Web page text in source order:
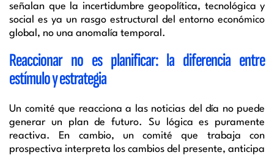
señalan que la incertidumbre geopolítica, tecnológica y
social es ya un rasgo estructural del entorno económico
global, no una anomalía temporal.
Reaccionar no es planificar: la diferencia entre
estímulo y estrategia
Un comité que reacciona a las noticias del día no puede
generar un plan de futuro. Su lógica es puramente
reactiva. En cambio, un comité que trabaja con
prospectiva interpreta los cambios del presente, anticipa